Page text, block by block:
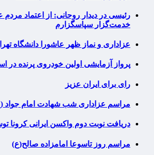
رئیسی در دیدار روحانی: از اعتماد مردم
خدمت‌گزار سپاسگزارم
عزاداری و نماز ظهر عاشورا دانشگاه
پرواز آزمایشی اولین خودروی پرنده در
رای برای ایران عزیز
مراسم عزاداری شب شهادت امام جواد
دریافت نوبت دوم واکسن ایرانی کرونا
مراسم روز تاسوعا امامزاده صالح(ع)